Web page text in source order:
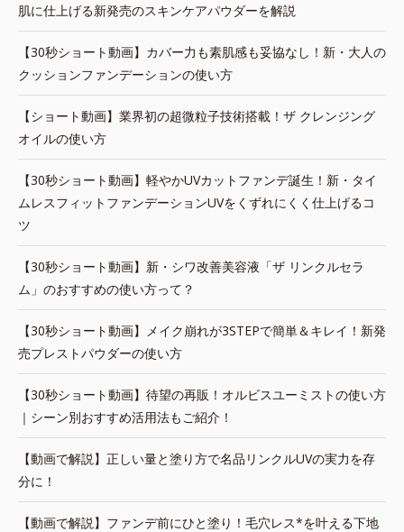
肌に仕上げる新発売のスキンケアパウダーを解説
【30秒ショート動画】カバー力も素肌感も妥協なし！新・大人の
クッションファンデーションの使い方
【ショート動画】業界初の超微粒子技術搭載！ザ クレンジング
オイルの使い方
【30秒ショート動画】軽やかUVカットファンデ誕生！新・タイ
ムレスフィットファンデーションUVをくずれにくく仕上げるコ
ツ
【30秒ショート動画】新・シワ改善美容液「ザ リンクルセラ
ム」のおすすめの使い方って？
【30秒ショート動画】メイク崩れが3STEPで簡単＆キレイ！新発
売プレストパウダーの使い方
【30秒ショート動画】待望の再販！オルビスユーミストの使い方
｜シーン別おすすめ活用法もご紹介！
【動画で解説】正しい量と塗り方で名品リンクルUVの実力を存
分に！
【動画で解説】ファンデ前にひと塗り！毛穴レス*を叶える下地